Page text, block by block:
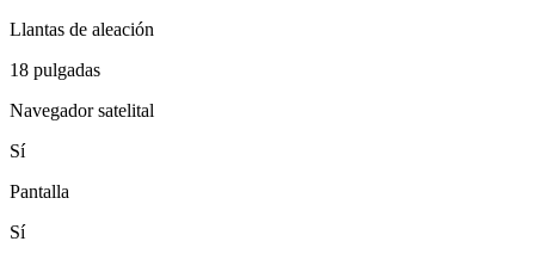
Llantas de aleación
18 pulgadas
Navegador satelital
Sí
Pantalla
Sí